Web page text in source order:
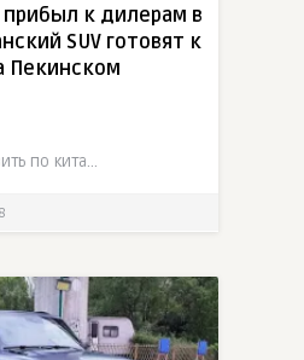
прибыл к дилерам в
SUV готовят к
Пекинском
BYD начала развозить по китайским дилерским центрам новый Great Tang перед апрельским стартом предпродаж на Пекинском автосалоне. По дилерским данным, модель будет предложена как минимум в четырех